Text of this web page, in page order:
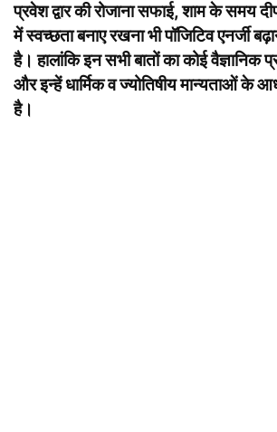
प्रवेश द्वार की रोजाना सफाई, शाम के समय
में स्वच्छता बनाए रखना भी पॉजिटिव एनर्जी
है। हालांकि इन सभी बातों का कोई वैज्ञानिक
और इन्हें धार्मिक व ज्योतिषीय मान्यताओं के
है।